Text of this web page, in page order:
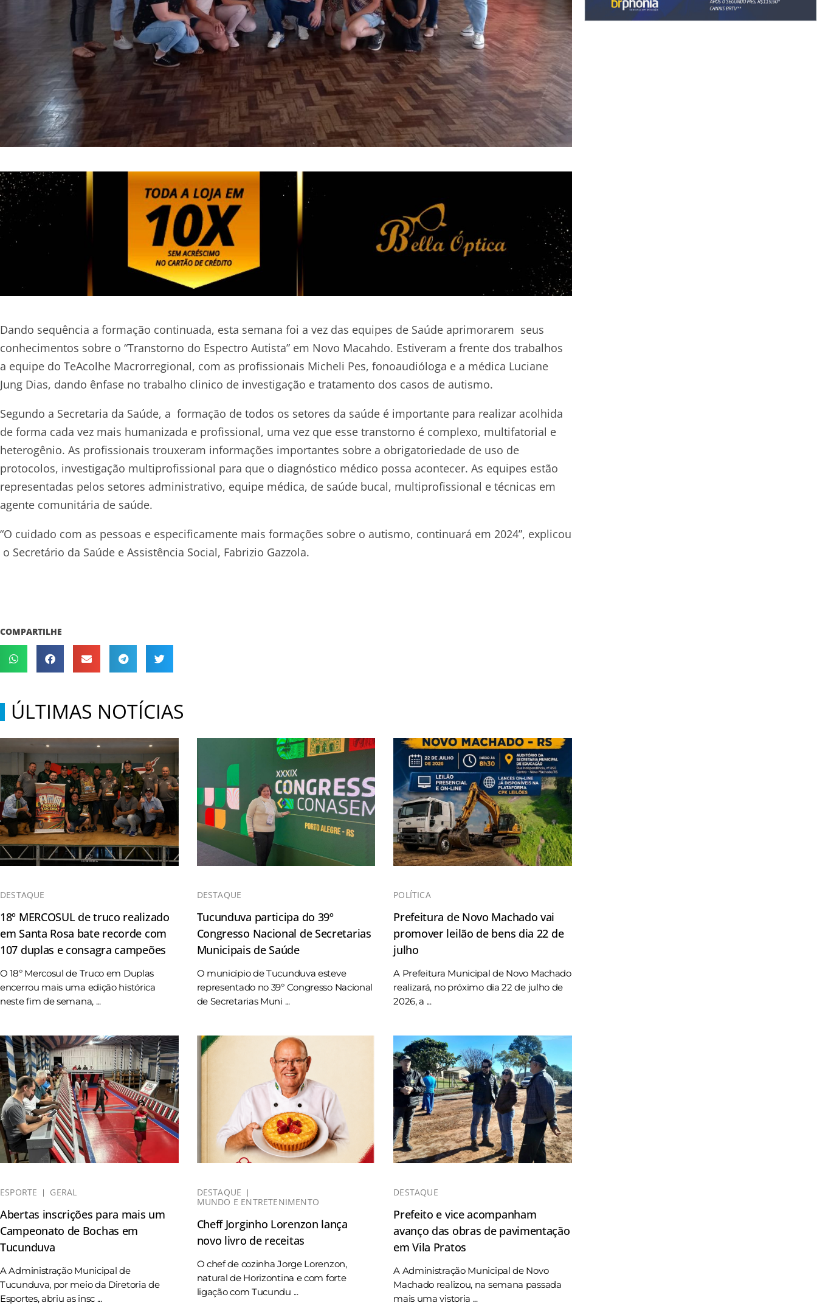
Dando sequência a formação continuada, esta semana foi a vez das equipes de Saúde aprimorarem seus
conhecimentos sobre o “Transtorno do Espectro Autista” em Novo Macahdo. Estiveram a frente dos trabalhos
a equipe do TeAcolhe Macrorregional, com as profissionais Micheli Pes, fonoaudióloga e a médica Luciane
Jung Dias, dando ênfase no trabalho clinico de investigação e tratamento dos casos de autismo.
Segundo a Secretaria da Saúde, a formação de todos os setores da saúde é importante para realizar acolhida
de forma cada vez mais humanizada e profissional, uma vez que esse transtorno é complexo, multifatorial e
heterogênio. As profissionais trouxeram informações importantes sobre a obrigatoriedade de uso de
protocolos, investigação multiprofissional para que o diagnóstico médico possa acontecer. As equipes estão
representadas pelos setores administrativo, equipe médica, de saúde bucal, multiprofissional e técnicas em
agente comunitária de saúde.
“O cuidado com as pessoas e especificamente mais formações sobre o autismo, continuará em 2024”, explicou
o Secretário da Saúde e Assistência Social, Fabrizio Gazzola.
COMPARTILHE
ÚLTIMAS NOTÍCIAS
DESTAQUE
18º MERCOSUL de truco realizado
em Santa Rosa bate recorde com
107 duplas e consagra campeões
O 18º Mercosul de Truco em Duplas
encerrou mais uma edição histórica
neste fim de semana, ...
DESTAQUE
Tucunduva participa do 39º
Congresso Nacional de Secretarias
Municipais de Saúde
O município de Tucunduva esteve
representado no 39º Congresso Nacional
de Secretarias Muni ...
POLÍTICA
Prefeitura de Novo Machado vai
promover leilão de bens dia 22 de
julho
A Prefeitura Municipal de Novo Machado
realizará, no próximo dia 22 de julho de
2026, a ...
ESPORTE GERAL
Abertas inscrições para mais um
Campeonato de Bochas em
Tucunduva
A Administração Municipal de
Tucunduva, por meio da Diretoria de
Esportes, abriu as insc ...
DESTAQUE
MUNDO E ENTRETENIMENTO
Cheff Jorginho Lorenzon lança
novo livro de receitas
O chef de cozinha Jorge Lorenzon,
natural de Horizontina e com forte
ligação com Tucundu ...
DESTAQUE
Prefeito e vice acompanham
avanço das obras de pavimentação
em Vila Pratos
A Administração Municipal de Novo
Machado realizou, na semana passada
mais uma vistoria ...